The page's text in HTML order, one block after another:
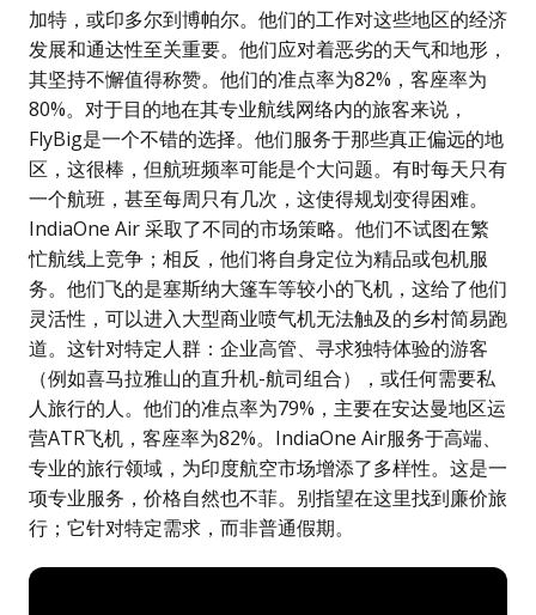
加特，或印多尔到博帕尔。他们的工作对这些地区的经济
发展和通达性至关重要。他们应对着恶劣的天气和地形，
其坚持不懈值得称赞。他们的准点率为82%，客座率为
80%。对于目的地在其专业航线网络内的旅客来说，
FlyBig是一个不错的选择。他们服务于那些真正偏远的地
区，这很棒，但航班频率可能是个大问题。有时每天只有
一个航班，甚至每周只有几次，这使得规划变得困难。
IndiaOne Air 采取了不同的市场策略。他们不试图在繁
忙航线上竞争；相反，他们将自身定位为精品或包机服
务。他们飞的是塞斯纳大篷车等较小的飞机，这给了他们
灵活性，可以进入大型商业喷气机无法触及的乡村简易跑
道。这针对特定人群：企业高管、寻求独特体验的游客
（例如喜马拉雅山的直升机-航司组合），或任何需要私
人旅行的人。他们的准点率为79%，主要在安达曼地区运
营ATR飞机，客座率为82%。IndiaOne Air服务于高端、
专业的旅行领域，为印度航空市场增添了多样性。这是一
项专业服务，价格自然也不菲。别指望在这里找到廉价旅
行；它针对特定需求，而非普通假期。